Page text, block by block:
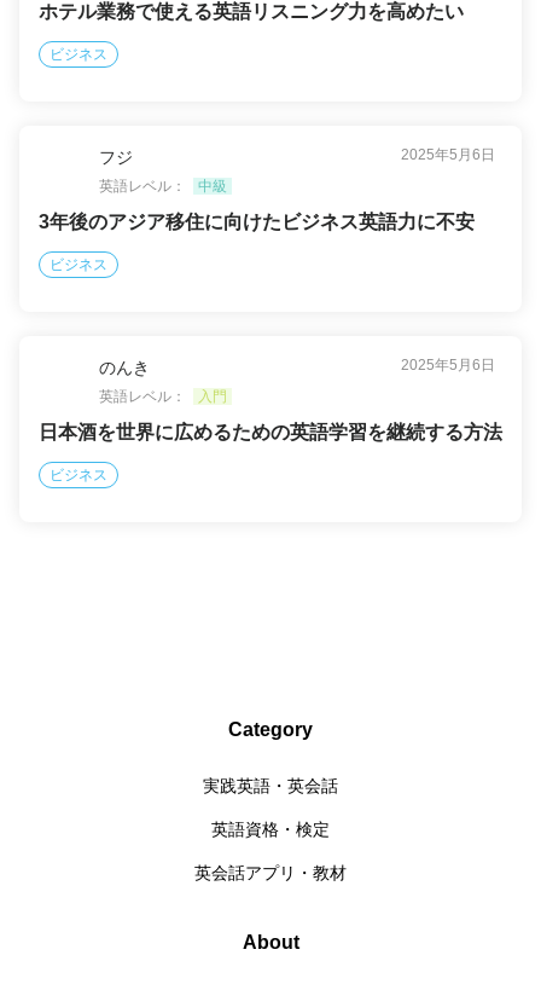
ホテル業務で使える英語リスニング力を高めたい
ビジネス
フジ
2025年5月6日
英語レベル：
中級
3年後のアジア移住に向けたビジネス英語力に不安
ビジネス
のんき
2025年5月6日
英語レベル：
入門
日本酒を世界に広めるための英語学習を継続する方法
ビジネス
Category
実践英語・英会話
英語資格・検定
英会話アプリ・教材
About